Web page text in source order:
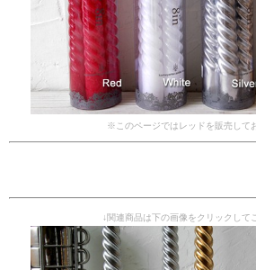
※このページではレッドを販売して
↓関連商品は下の画像をクリックして